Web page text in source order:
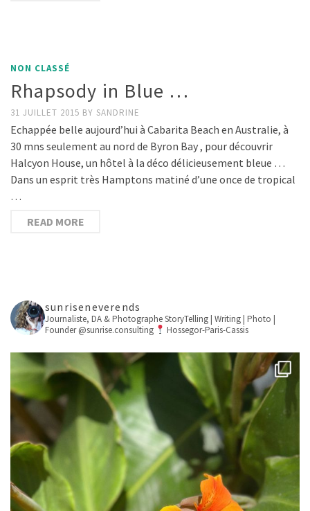
NON CLASSÉ
Rhapsody in Blue …
31 JUILLET 2015 BY SANDRINE
Echappée belle aujourd’hui à Cabarita Beach en Australie, à
30 mns seulement au nord de Byron Bay , pour découvrir
Halcyon House, un hôtel à la déco délicieusement bleue …
Dans un esprit très Hamptons matiné d’une once de tropical
…
READ MORE
sunriseneverends
Journaliste, DA & PhotographeStoryTelling | Writing | Photo |
Founder @sunrise.consulting
Hossegor-Paris-Cassis